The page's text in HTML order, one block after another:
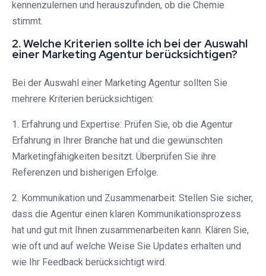
kennenzulernen und herauszufinden, ob die Chemie
stimmt.
2. Welche Kriterien sollte ich bei der Auswahl
einer Marketing Agentur berücksichtigen?
Bei der Auswahl einer Marketing Agentur sollten Sie
mehrere Kriterien berücksichtigen:
1. Erfahrung und Expertise: Prüfen Sie, ob die Agentur
Erfahrung in Ihrer Branche hat und die gewünschten
Marketingfähigkeiten besitzt. Überprüfen Sie ihre
Referenzen und bisherigen Erfolge.
2. Kommunikation und Zusammenarbeit: Stellen Sie sicher,
dass die Agentur einen klaren Kommunikationsprozess
hat und gut mit Ihnen zusammenarbeiten kann. Klären Sie,
wie oft und auf welche Weise Sie Updates erhalten und
wie Ihr Feedback berücksichtigt wird.